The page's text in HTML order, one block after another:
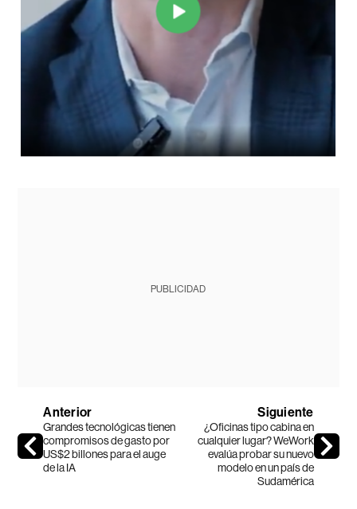
PUBLICIDAD
Anterior
Grandes tecnológicas tienen
compromisos de gasto por
US$2 billones para el auge
de la IA
Siguiente
¿Oficinas tipo cabina en
cualquier lugar? WeWork
evalúa probar su nuevo
modelo en un país de
Sudamérica